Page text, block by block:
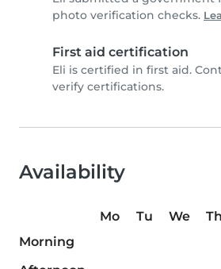
photo verification checks.
First aid certification
Eli is certified in first aid.
verify certifications.
Availability
Mo Tu We Th
Morning